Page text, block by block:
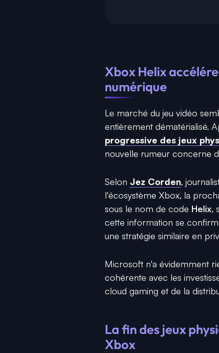
Xbox Helix
numérique
Le marché du jeu vidéo
entièrement dématérialisé.
progressive des jeux
nouvelle rumeur concerne
Selon Jez Corden,
l'écosystème Xbox, la
sous le nom de code Helix,
cette information se
une stratégie similaire en
Microsoft n'a évidemment
cohérente avec les
cloud gaming et de la
La fin des jeux
Xbox